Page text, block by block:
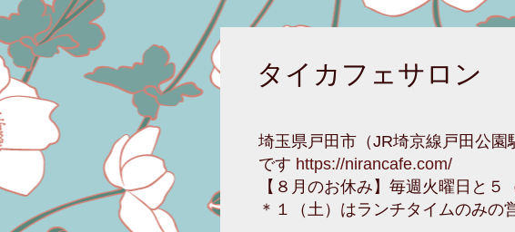
タイカフェサロン
埼玉県戸田市（JR埼京線戸田公
です https://nirancafe.com/
【８月のお休み】毎週火曜日と５
＊１（土）はランチタイムのみの